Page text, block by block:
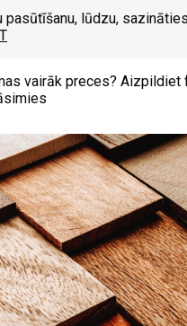
pasūtīšanu, lūdzu,
vairāk preces? Aizpildiet